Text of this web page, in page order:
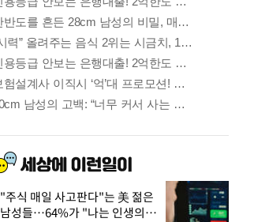
"주식 매일 사고판다"는 美 젊은
남성들…64%가 "나는 인생의